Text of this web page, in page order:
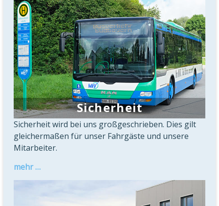
Sicherheit
Sicherheit wird bei uns großgeschrieben. Dies gilt
gleichermaßen für unser Fahrgäste und unsere
Mitarbeiter.
mehr …